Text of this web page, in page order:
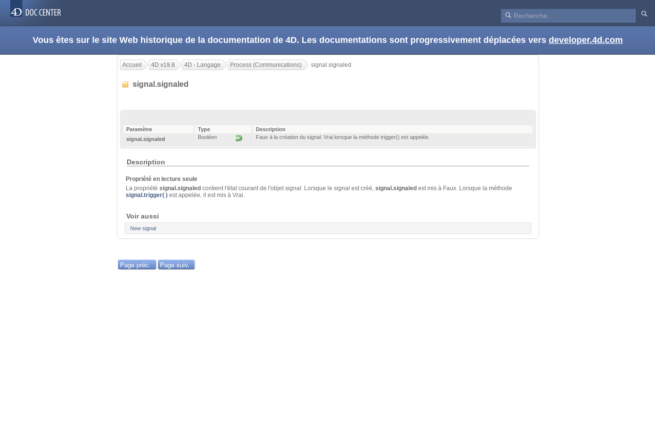
Vous êtes sur le site Web historique de la documentation de 4D. Les documentations sont progressivement déplacées vers developer.4d.com
Accueil 4D v19.8 4D - Langage Process (Communications) signal.signaled
signal.signaled
Paramètre Type
Description
signal.signaled
Booléen Faux à la création du signal. Vrai lorsque la méthode trigger() est appelée.
Description
Propriété en lecture seule
La propriété signal.signaled contient l'état courant de l'objetsignal. Lorsque le signal est créé, signal.signaled est mis à Faux. Lorsque la méthode
signal.trigger( ) est appelée, il est mis à Vrai.
Voir aussi
New signal
Page préc. Page suiv.